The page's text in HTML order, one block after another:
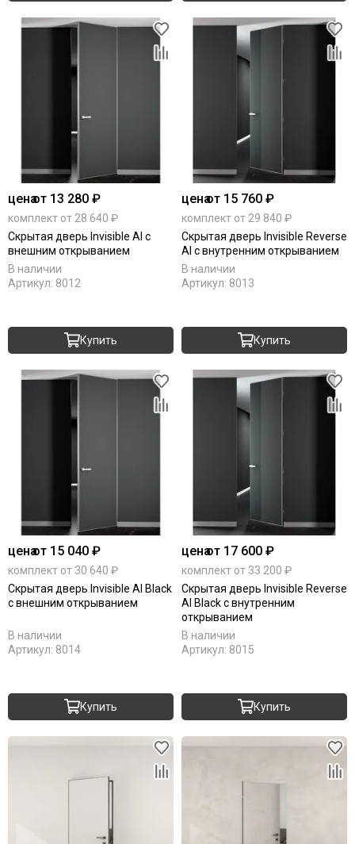
ценаот 13 280 ₽
комплект от 28 640 ₽
Скрытая дверь Invisible Al с
внешним открыванием
В наличии
Артикул: 8012
Купить
ценаот 15 760 ₽
комплект от 29 840 ₽
Скрытая дверь Invisible Reverse
Al с внутренним открыванием
В наличии
Артикул: 8013
Купить
ценаот 15 040 ₽
комплект от 30 640 ₽
Скрытая дверь Invisible Al Black
с внешним открыванием
В наличии
Артикул: 8014
Купить
ценаот 17 600 ₽
комплект от 33 200 ₽
Скрытая дверь Invisible Reverse
Al Black с внутренним
открыванием
В наличии
Артикул: 8015
Купить